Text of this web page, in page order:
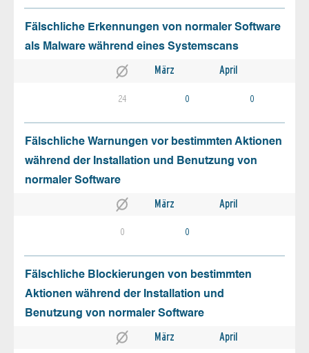
Fälschliche Erkennungen von normaler Software
als Malware während eines Systemscans
März April
24 0 0
Fälschliche Warnungen vor bestimmten Aktionen
während der Installation und Benutzung von
normaler Software
März April
0 0
Fälschliche Blockierungen von bestimmten
Aktionen während der Installation und
Benutzung von normaler Software
März April